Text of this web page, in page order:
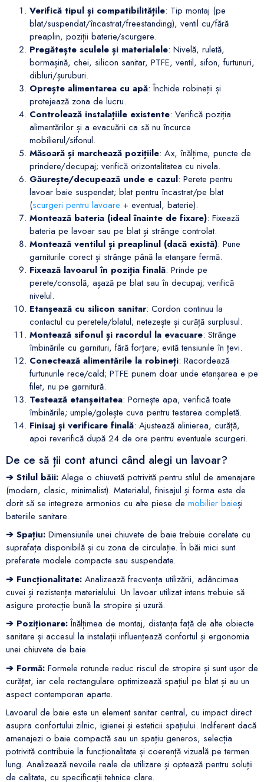
Verifică tipul și compatibilitățile: Tip montaj (pe
blat/suspendat/încastrat/freestanding), ventil cu/fără
preaplin, poziții baterie/scurgere.
Pregătește sculele și materialele: Nivelă, ruletă,
bormașină, chei, silicon sanitar, PTFE, ventil, sifon, furtunuri,
dibluri/șuruburi.
Oprește alimentarea cu apă: Închide robineții și
protejează zona de lucru.
Controlează instalațiile existente: Verifică poziția
alimentărilor și a evacuării ca să nu încurce
mobilierul/sifonul.
Măsoară și marchează pozițiile: Ax, înălțime, puncte de
prindere/decupaj; verifică orizontalitatea cu nivela.
Găurește/decupează unde e cazul: Perete pentru
lavoar baie suspendat; blat pentru încastrat/pe blat
(scurgeri pentru lavoare + eventual, baterie).
Montează bateria (ideal înainte de fixare): Fixează
bateria pe lavoar sau pe blat și strânge controlat.
Montează ventilul și preaplinul (dacă există): Pune
garniturile corect și strânge până la etanșare fermă.
Fixează lavoarul în poziția finală: Prinde pe
perete/consolă, așază pe blat sau în decupaj; verifică
nivelul.
Etanșează cu silicon sanitar: Cordon continuu la
contactul cu peretele/blatul; netezește și curăță surplusul.
Montează sifonul și racordul la evacuare: Strânge
îmbinările cu garnituri, fără forțare; evită tensiunile în țevi.
Conectează alimentările la robineți: Racordează
furtunurile rece/cald; PTFE punem doar unde etanșarea e pe
filet, nu pe garnitură.
Testează etanșeitatea: Pornește apa, verifică toate
îmbinările; umple/golește cuva pentru testarea completă.
Finisaj și verificare finală: Ajustează alinierea, curăță,
apoi reverifică după 24 de ore pentru eventuale scurgeri.
De ce să ții cont atunci când alegi un lavoar?
➔ Stilul băii: Alege o chiuvetă potrivită pentru stilul de amenajare
(modern, clasic, minimalist). Materialul, finisajul și forma este de
dorit să se integreze armonios cu alte piese demobilier baieși
bateriile sanitare.
➔ Spațiu: Dimensiunile unei chiuvete de baie trebuie corelate cu
suprafața disponibilă și cu zona de circulație. În băi mici sunt
preferate modele compacte sau suspendate.
➔ Funcționalitate: Analizează frecvența utilizării, adâncimea
cuvei și rezistența materialului. Un lavoar utilizat intens trebuie să
asigure protecție bună la stropire și uzură.
➔ Poziționare:Înălțimea de montaj, distanța față de alte obiecte
sanitare și accesul la instalații influențează confortul și ergonomia
unei chiuvete de baie.
➔ Formă: Formele rotunde reduc riscul de stropire și sunt ușor de
curățat, iar cele rectangulare optimizează spațiul pe blat și au un
aspect contemporan aparte.
Lavoarul de baie este un element sanitar central, cu impact direct
asupra confortului zilnic, igienei și esteticii spațiului. Indiferent dacă
amenajezi o baie compactă sau un spațiu generos, selecția
potrivită contribuie la funcționalitate și coerență vizuală pe termen
lung. Analizează nevoile reale de utilizare și optează pentru soluții
de calitate, cu specificații tehnice clare.